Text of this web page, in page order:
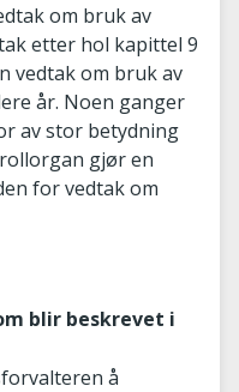
om bruk av
etter hol kapittel 9
vedtak om bruk av
år. Noen ganger
av stor betydning
gjør en
for vedtak om
blir beskrevet i
å